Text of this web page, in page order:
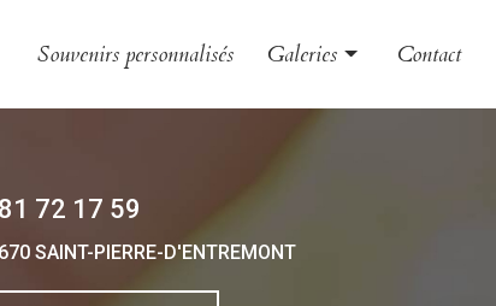
Souvenirs personnalisés Galeries Contact
72 17 59
SAINT-PIERRE-D'ENTREMONT